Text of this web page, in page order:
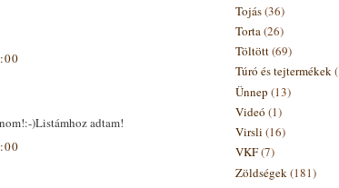
)Listámhoz adtam!
Tojás(36)
Torta(26)
Töltött(69)
Túró és tejtermékek
Ünnep (13)
Videó (1)
Virsli (16)
VKF(7)
Zöldségek (181)